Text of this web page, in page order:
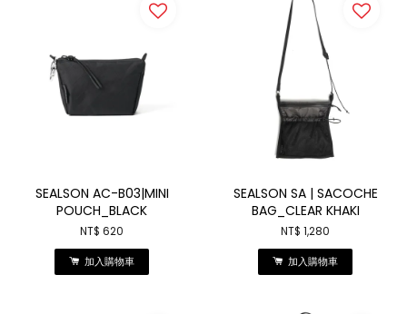
SEALSON AC-B03|MINI
POUCH_BLACK
NT$ 620
加入購物車
SEALSON SA | SACOCHE
BAG_CLEAR KHAKI
NT$ 1,280
加入購物車